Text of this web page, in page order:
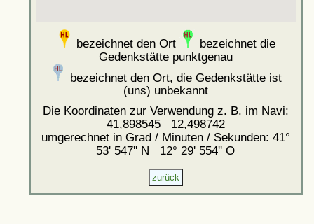
bezeichnet den Ort
bezeichnet die
Gedenkstätte punktgenau
bezeichnet den Ort, die Gedenkstätte ist
(uns) unbekannt
Die Koordinaten zur Verwendung z. B. im Navi:
41,898545 12,498742
umgerechnet in Grad / Minuten / Sekunden: 41°
53' 547'' N 12° 29' 554'' O